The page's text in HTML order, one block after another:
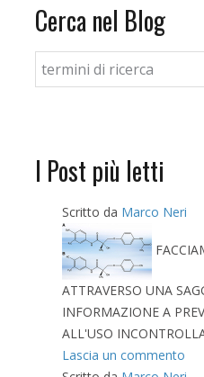
Cerca nel Blog
I Post più letti
Scritto da Marco Neri
ATTRAVERSO UNA
INFORMAZIONE A
ALL'USO
Lascia un commento